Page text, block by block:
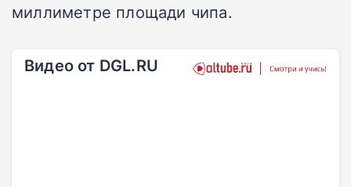
миллиметре площади чипа.
Видео от DGL.RU